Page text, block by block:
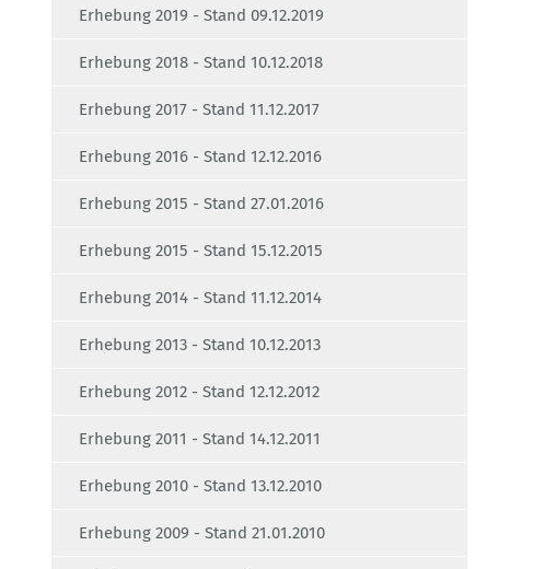
Erhebung 2019 - Stand 09.12.2019
Erhebung 2018 - Stand 10.12.2018
Erhebung 2017 - Stand 11.12.2017
Erhebung 2016 - Stand 12.12.2016
Erhebung 2015 - Stand 27.01.2016
Erhebung 2015 - Stand 15.12.2015
Erhebung 2014 - Stand 11.12.2014
Erhebung 2013 - Stand 10.12.2013
Erhebung 2012 - Stand 12.12.2012
Erhebung 2011 - Stand 14.12.2011
Erhebung 2010 - Stand 13.12.2010
Erhebung 2009 - Stand 21.01.2010